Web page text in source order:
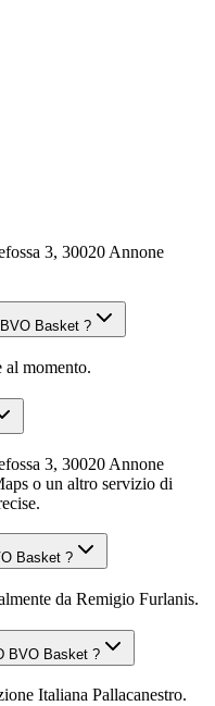
3, 30020 Annone
Basket ?
momento.
3, 30020 Annone
o un altro servizio di
Basket ?
da Remigio Furlanis.
BVO Basket ?
Italiana Pallacanestro.